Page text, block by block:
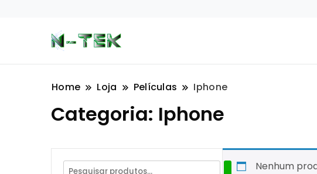
Home Loja Películas Iphone
Categoria: Iphone
Nenhum